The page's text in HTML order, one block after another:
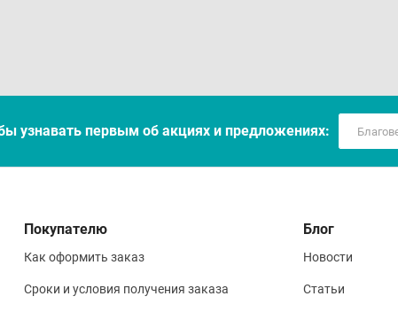
узнавать первым об акцияx и предложениях:
Покупателю
Как оформить заказ
Сроки и условия получения заказа
Блог
Новости
Статьи